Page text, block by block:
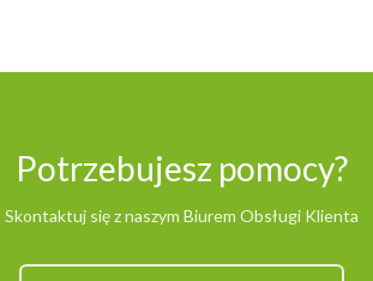
Potrzebujesz pomocy?
Skontaktuj się z naszym Biurem Obsługi Klienta